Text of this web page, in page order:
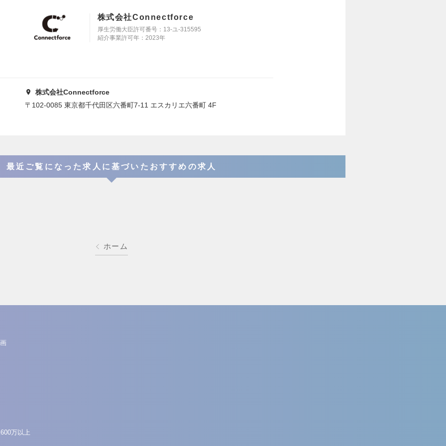
株式会社Connectforce
厚生労働大臣許可番号：13-ユ-315595
紹介事業許可年：2023年
株式会社Connectforce
〒102-0085 東京都千代田区六番町7-11 エスカリエ六番町 4F
最近ご覧になった求人に基づいたおすすめの求人
ホーム
万以上